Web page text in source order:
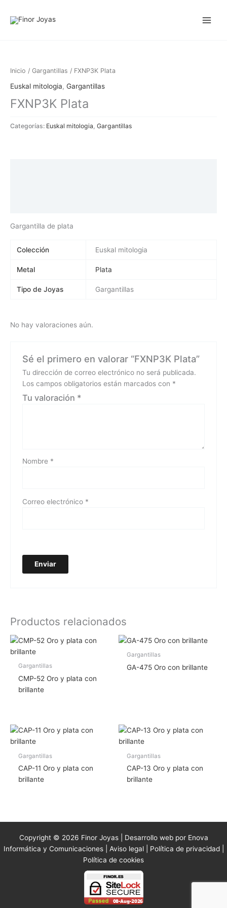
Inicio / Gargantillas / FXNP3K Plata
Euskal mitologia, Gargantillas
FXNP3K Plata
Categorías: Euskal mitologia Gargantillas
Gargantilla de plata
Colección Euskal mitologia
Metal Plata
Tipo de Joyas Gargantillas
No hay valoraciones aún.
Sé el primero en valorar “FXNP3K Plata”
Tu dirección de correo electrónico no será publicada.
Los campos obligatorios están marcados con *
Tu valoración *
Nombre *
Correo electrónico *
Productos relacionados
Gargantillas
CMP-52 Oro y plata con
brillante
Gargantillas
GA-475 Oro con brillante
Gargantillas
CAP-11 Oro y plata con
brillante
Gargantillas
CAP-13 Oro y plata con
brillante
Copyright © 2026 Finor Joyas | Desarrollo web por Enova
Informática y Comunicaciones | Aviso legal| Política de privacidad|
Política de cookies